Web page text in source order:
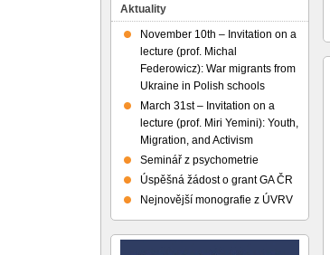
Aktuality
November 10th – Invitation on a
lecture (prof. Michal
Federowicz): War migrants from
Ukraine in Polish schools
March 31st – Invitation on a
lecture (prof. Miri Yemini): Youth,
Migration, and Activism
Seminář z psychometrie
Úspěšná žádost o grant GA ČR
Nejnovější monografie z ÚVRV